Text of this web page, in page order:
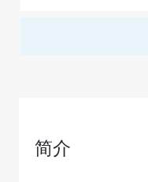
简介